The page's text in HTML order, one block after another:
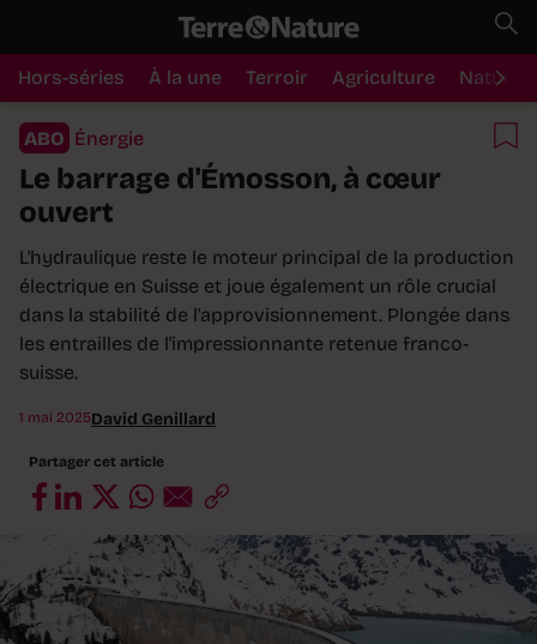
Hors-séries À la une Terroir Agriculture Nature
ABO Énergie
Le barrage d'Émosson, à cœur
ouvert
L'hydraulique reste le moteur principal de la production
électrique en Suisse et joue également un rôle crucial
dans la stabilité de l'approvisionnement. Plongée dans
les entrailles de l'impressionnante retenue franco-
suisse.
1 mai 2025David Genillard
Partager cet article